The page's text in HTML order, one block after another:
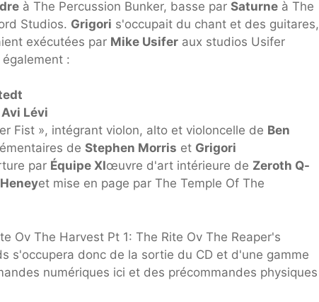
à The Percussion Bunker, basse par Saturne à The
Studios. Grigori s'occupait du chant et des guitares,
exécutées par Mike Usifer aux studios Usifer
:
Avi Lévi
Fist », intégrant violon, alto et violoncelle de Ben
de Stephen Morris et Grigori
par Équipe XIœuvre d'art intérieure de Zeroth Q-
et mise en page par The Temple Of The
Ov The Harvest Pt 1: The Rite Ov The Reaper's
s'occupera donc de la sortie du CD et d'une gamme
numériques ici et des précommandes physiques